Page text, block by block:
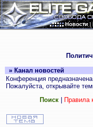
Новости|
» Канал новостей
Конференция
Пожалуйста, открывайте
Поиск| Правила